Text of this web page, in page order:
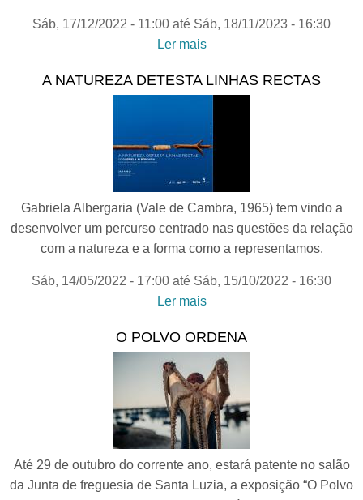
Sáb, 17/12/2022 - 11:00 até Sáb, 18/11/2023 - 16:30
Ler maisacerca de CORES
A NATUREZA DETESTA LINHAS RECTAS
Gabriela Albergaria (Vale de Cambra, 1965) tem vindo a
desenvolver um percurso centrado nas questões da relação
com a natureza e a forma como a representamos.
Sáb, 14/05/2022 - 17:00 até Sáb, 15/10/2022 - 16:30
Ler mais
O POLVO ORDENA
Até 29 de outubro do corrente ano, estará patente no salão
da Junta de freguesia de Santa Luzia, a exposição “O Polvo